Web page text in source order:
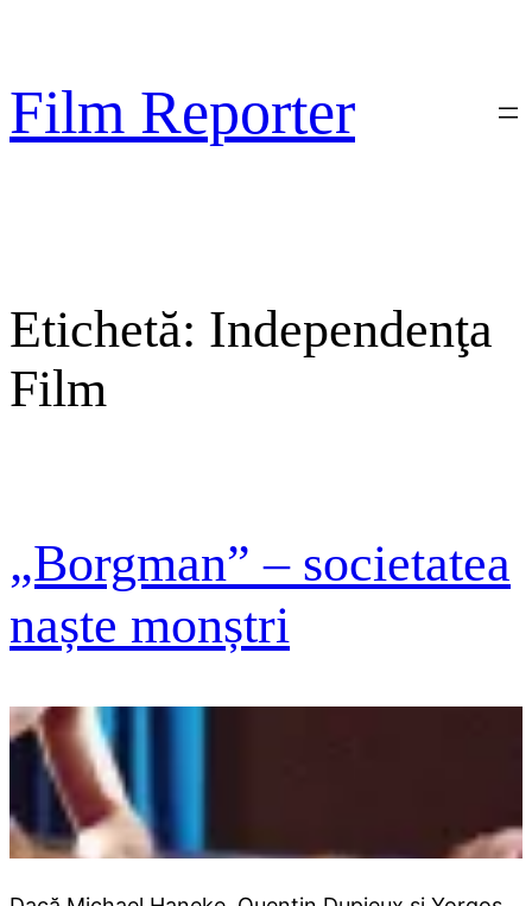
conținut
Film Reporter
Etichetă: Independenţa
Film
„Borgman” – societatea
naște monștri